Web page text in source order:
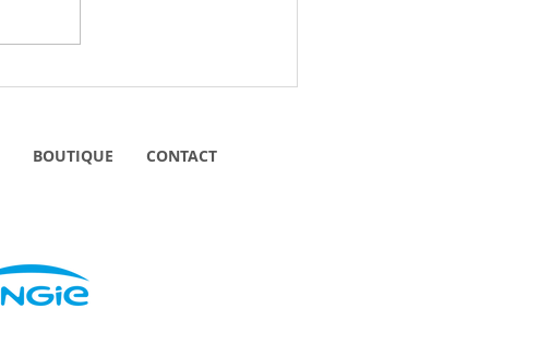
vous ... Joseph, l'épicier du
BOUTIQUE CONTACT